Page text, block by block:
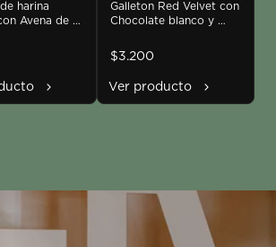
harina
Avena de
Velvet
Galleton Red Velvet con
Chocolate blanco y
con un toque de limón
$3.200
Ver producto